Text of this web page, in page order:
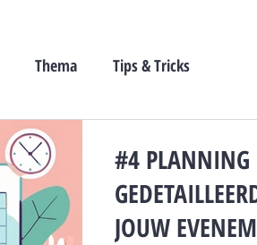
Thema Tips & Tricks
#4 PLANNING
JOUW